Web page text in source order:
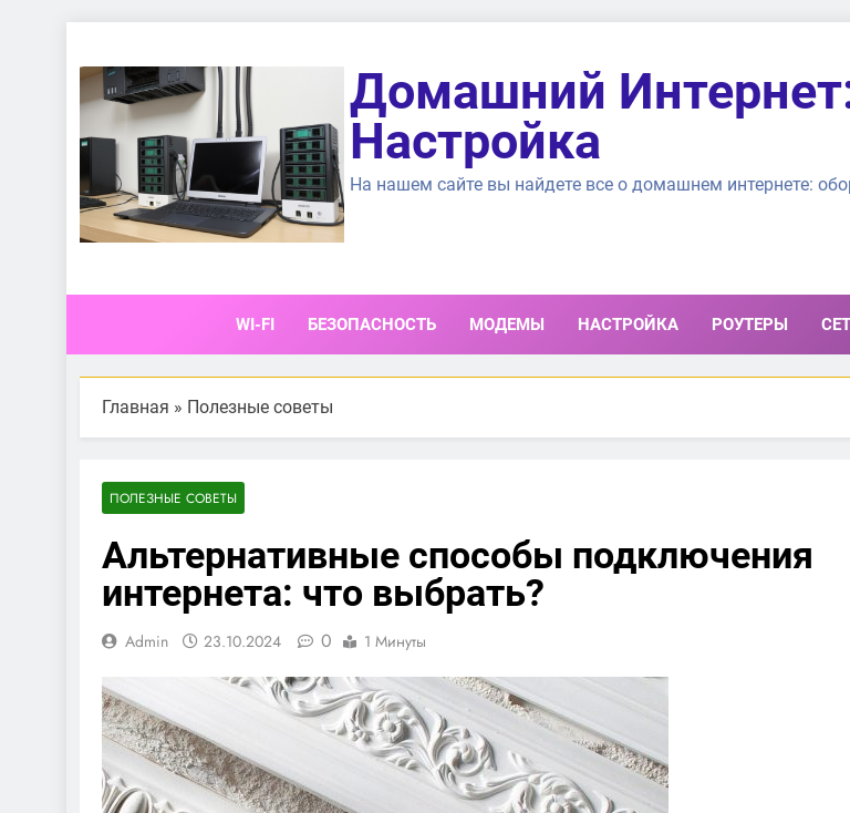
содержимому
Домашний
Настройка
На нашем сайте вы найдете все о домашнем интернете:
WI-FI БЕЗОПАСНОСТЬ МОДЕМЫ НАСТРОЙКА РОУТЕРЫ
Главная » Полезные советы
ПОЛЕЗНЫЕ СОВЕТЫ
Альтернативные способы подключения
интернета: что выбрать?
Admin 23.10.2024 0 1 Минуты